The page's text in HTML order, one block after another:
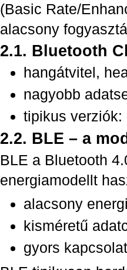
(Basic Rate/
alacsony
2.1. Bluetooth
hangátvitel,
nagyobb
tipikus verziók:
2.2. BLE – a
BLE a Bluetooth
energiamodellt
alacsony
kisméretű
gyors